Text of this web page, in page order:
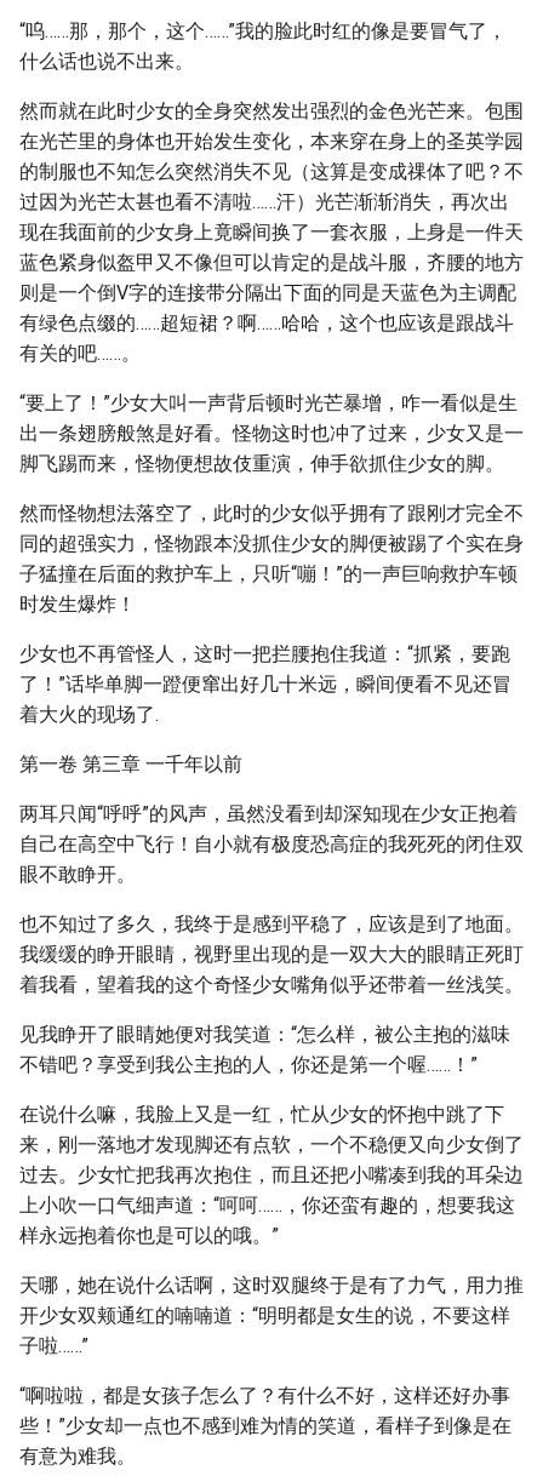
“呜……那，那个，这个……”我的脸此时红的像是要冒气了，
什么话也说不出来。
然而就在此时少女的全身突然发出强烈的金色光芒来。包围
在光芒里的身体也开始发生变化，本来穿在身上的圣英学园
的制服也不知怎么突然消失不见（这算是变成祼体了吧？不
过因为光芒太甚也看不清啦……汗）光芒渐渐消失，再次出
现在我面前的少女身上竟瞬间换了一套衣服，上身是一件天
蓝色紧身似盔甲又不像但可以肯定的是战斗服，齐腰的地方
则是一个倒V字的连接带分隔出下面的同是天蓝色为主调配
有绿色点缀的……超短裙？啊……哈哈，这个也应该是跟战斗
有关的吧……。
“要上了！”少女大叫一声背后顿时光芒暴增，咋一看似是生
出一条翅膀般煞是好看。怪物这时也冲了过来，少女又是一
脚飞踢而来，怪物便想故伎重演，伸手欲抓住少女的脚。
然而怪物想法落空了，此时的少女似乎拥有了跟刚才完全不
同的超强实力，怪物跟本没抓住少女的脚便被踢了个实在身
子猛撞在后面的救护车上，只听“嘣！”的一声巨响救护车顿
时发生爆炸！
少女也不再管怪人，这时一把拦腰抱住我道：“抓紧，要跑
了！”话毕单脚一蹬便窜出好几十米远，瞬间便看不见还冒
着大火的现场了.
第一卷 第三章 一千年以前
两耳只闻“呼呼”的风声，虽然没看到却深知现在少女正抱着
自己在高空中飞行！自小就有极度恐高症的我死死的闭住双
眼不敢睁开。
也不知过了多久，我终于是感到平稳了，应该是到了地面。
我缓缓的睁开眼睛，视野里出现的是一双大大的眼睛正死盯
着我看，望着我的这个奇怪少女嘴角似乎还带着一丝浅笑。
见我睁开了眼睛她便对我笑道：“怎么样，被公主抱的滋味
不错吧？享受到我公主抱的人，你还是第一个喔……！”
在说什么嘛，我脸上又是一红，忙从少女的怀抱中跳了下
来，刚一落地才发现脚还有点软，一个不稳便又向少女倒了
过去。少女忙把我再次抱住，而且还把小嘴凑到我的耳朵边
上小吹一口气细声道：“呵呵……，你还蛮有趣的，想要我这
样永远抱着你也是可以的哦。”
天哪，她在说什么话啊，这时双腿终于是有了力气，用力推
开少女双颊通红的喃喃道：“明明都是女生的说，不要这样
子啦……”
“啊啦啦，都是女孩子怎么了？有什么不好，这样还好办事
些！”少女却一点也不感到难为情的笑道，看样子到像是在
有意为难我。